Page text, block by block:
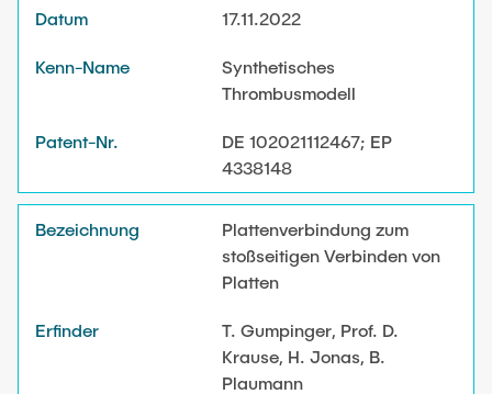
17.11.2022
Synthetisches
Thrombusmodell
DE 102021112467; EP
4338148
Plattenverbindung zum
stoßseitigen Verbinden von
Platten
T. Gumpinger, Prof. D.
Krause, H. Jonas, B.
Plaumann